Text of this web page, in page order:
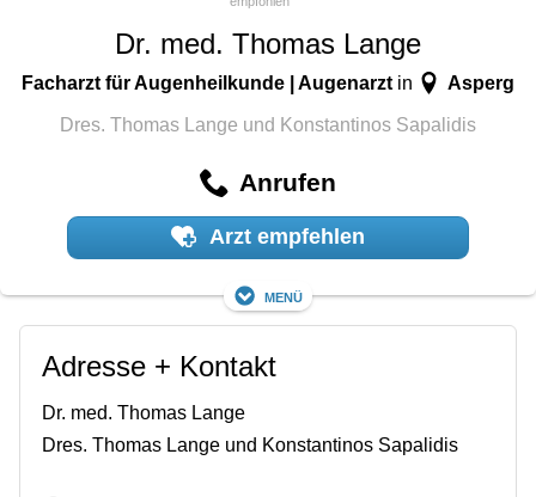
Dr. med. Thomas Lange
Facharzt für Augenheilkunde | Augenarztin Asperg
Dres. Thomas Lange und Konstantinos Sapalidis
Anrufen
Arzt empfehlen
Menü
Adresse + Kontakt
Dr. med. Thomas Lange
Dres. Thomas Lange und Konstantinos Sapalidis